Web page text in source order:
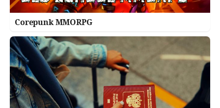
Corepunk MMORPG